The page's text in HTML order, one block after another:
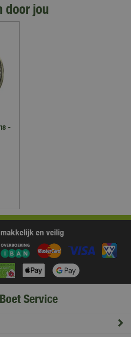
door jou
-
makkelijk en veilig
Service